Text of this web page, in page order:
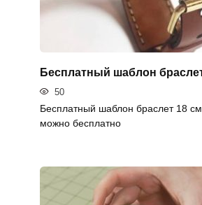
Бесплатный шаблон
50
Бесплатный шаблон браслет 18
можно бесплатно